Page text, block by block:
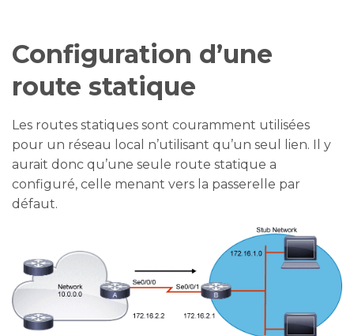
Configuration d’une
route statique
Les routes statiques sont couramment utilisées
pour un réseau local n’utilisant qu’un seul lien. Il y
aurait donc qu’une seule route statique a
configuré, celle menant vers la passerelle par
défaut.